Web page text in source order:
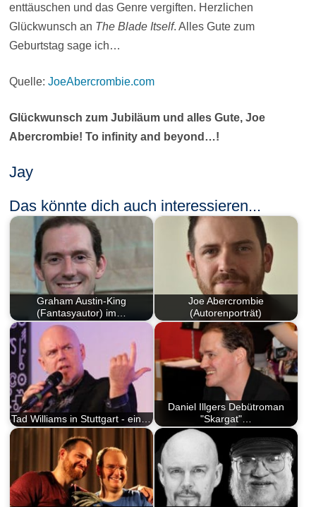
enttäuschen und das Genre vergiften. Herzlichen
Glückwunsch an The Blade Itself. Alles Gute zum
Geburtstag sage ich…
Quelle: JoeAbercrombie.com
Glückwunsch zum Jubiläum und alles Gute, Joe
Abercrombie! To infinity and beyond…!
Jay
Das könnte dich auch interessieren...
Graham Austin-King
(Fantasyautor) im…
Joe Abercrombie
(Autorenporträt)
Tad Williams in Stuttgart - ein…
Daniel Illgers Debütroman
"Skargat"…